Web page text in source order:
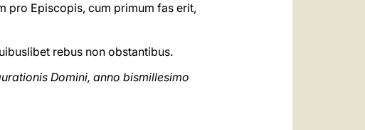
pro Episcopis, cum primum fas erit,
rebus non obstantibus.
Domini, anno bismillesimo